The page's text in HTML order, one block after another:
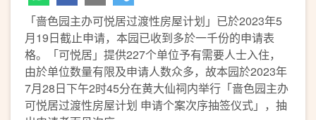
「啬色园主办可悦居过渡性房屋计划」已於2023年5
月19日截止申请，本园已收到多於一千份的申请表
格。「可悦居」提供227个单位予有需要人士入住，
由於单位数量有限及申请人数众多，故本园於2023年
7月28日下午2时45分在黄大仙祠内举行「啬色园主办
可悦居过渡性房屋计划 申请个案次序抽签仪式」，抽